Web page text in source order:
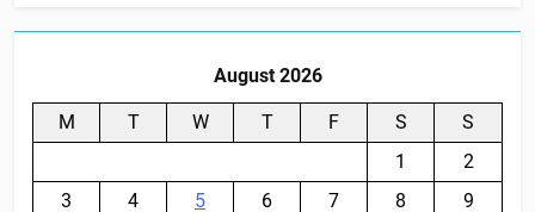
August 2026
M T W T F S
S
1
2
3
4 5 6 7 8 9